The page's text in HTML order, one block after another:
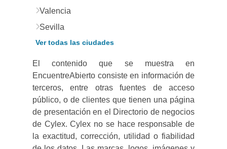
Valencia
Sevilla
Ver todas las ciudades
El contenido que se muestra en
EncuentreAbierto consiste en información de
terceros, entre otras fuentes de acceso
público, o de clientes que tienen una página
de presentación en el Directorio de negocios
de Cylex. Cylex no se hace responsable de
la exactitud, corrección, utilidad o fiabilidad